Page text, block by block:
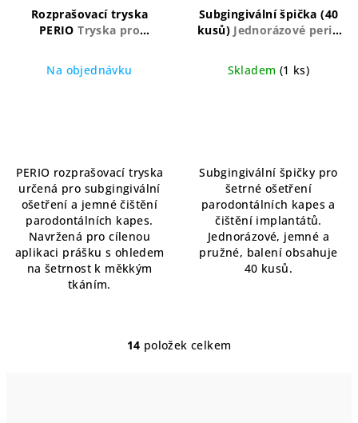
Rozprašovací tryska
PERIOTryska pro
parodontálních kapsách
Na objednávku
PERIO rozprašovací tryska
určená pro subgingivální
ošetření a jemné čištění
parodontálních kapes.
Navržená pro cílenou
aplikaci prášku s ohledem
na šetrnost k měkkým
tkáním.
Subgingivální špička (40
kusů) Jednorázové perio
subgingivální aplikaci
Skladem (1 ks)
Subgingivální špičky pro
šetrné ošetření
parodontálních kapes a
čištění implantátů.
Jednorázové, jemné a
pružné, balení obsahuje
40 kusů.
O
14 položek celkem